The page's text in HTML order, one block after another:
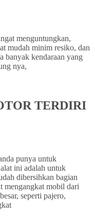
menguntungkan,
mudah minim resiko, dan
banyak kendaraan yang
nya,
TERDIRI
punya untuk
ini adalah untuk
dibersihkan bagian
mengangkat mobil dari
seperti pajero,